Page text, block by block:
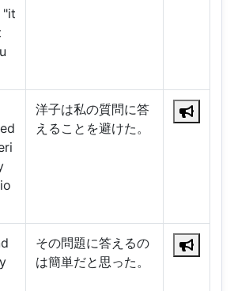
"it
洋子は私の質問に答
えることを避けた。
その問題に答えるの
は簡単だと思った。